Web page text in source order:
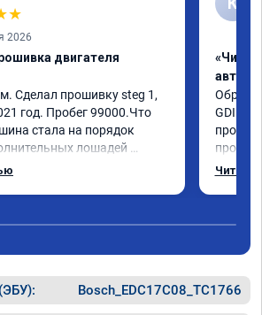
★
2026
двигателя
Сделал прошивку steg 1,
год. Пробег 99000.Что
стала на порядок
лошадей
и соответственно
12-12.5. Коробка
при наборе
газа более отзывчевее. В
«Чип
GDI.
похоже
Читать
Bosch_EDC17C08_TC1766